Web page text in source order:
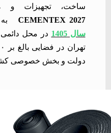
ساخت، تجهیزات و
CEMENTEX 2027
سال 1405
در محل دائمی
تهران در فضایی بالغ بر
دولت و بخش خصوصی